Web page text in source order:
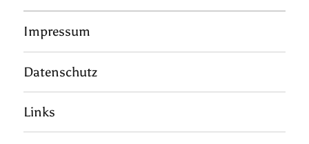
Impressum
Datenschutz
Links